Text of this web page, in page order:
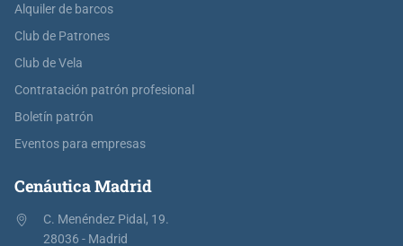
Alquiler de barcos
Club de Patrones
Club de Vela
Contratación patrón profesional
Boletín patrón
Eventos para empresas
Cenáutica Madrid
C. Menéndez Pidal, 19.
28036 - Madrid